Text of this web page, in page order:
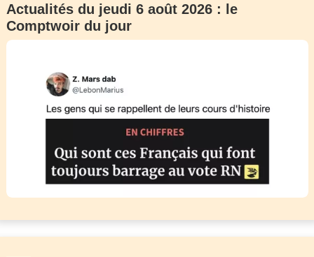
Actualités du jeudi 6 août 2026 : le
Comptwoir du jour